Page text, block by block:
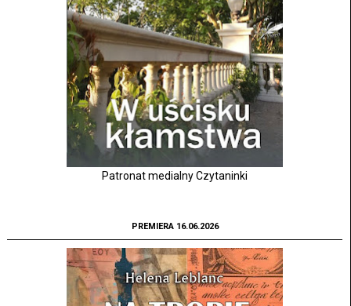
Patronat medialny Czytaninki
PREMIERA 16.06.2026